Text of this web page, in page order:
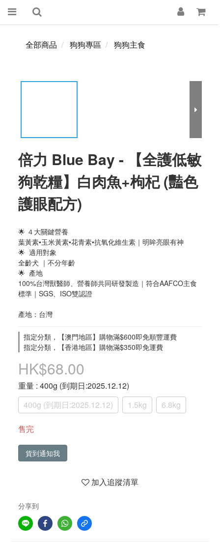
全部商品 狗狗專區 狗狗主食
倍力 Blue Bay - 【全護低敏
狗乾糧】白肉魚+枸杞 (豔色
護眼配方)
🌟 ４大關鍵營養
葉黃素•玉米黃素•花青素•抗氧化維生素｜明眸亮眼有神
🌟  適用對象
全齡犬 ｜不分年齡
🌟  產地
100%台灣獸醫師、營養師共同研發製造｜符合AAFCO主食
標準｜SGS、ISO雙認證
產地：台灣
指定分類，【澳門地區】購物滿$600即免順豐運費
指定分類，【香港地區】購物滿$350即免運費
HK$68.00
重量 : 400g (到期日:2025.12.12)
400g (到期日:2025.12.12)
1.5kg 6.8kg
售完
貨到通知我
加入追蹤清單
分享到